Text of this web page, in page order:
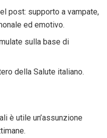
post: supporto a vampate,
ed emotivo.
sulla base di
della Salute italiano.
è utile un’assunzione